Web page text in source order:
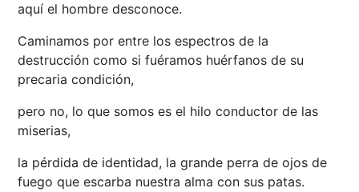
aquí el hombre desconoce.
Caminamos por entre los espectros de la
destrucción como si fuéramos huérfanos de su
precaria condición,
pero no, lo que somos es el hilo conductor de las
miserias,
la pérdida de identidad, la grande perra de ojos de
fuego que escarba nuestra alma con sus patas.